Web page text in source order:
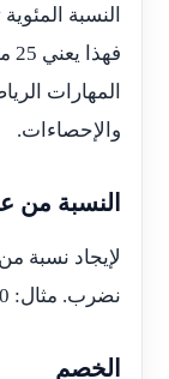
المهارات
والإحصاءات.
النسبة من
لإيجاد نسبة
نضرب. مثال: 20% من 150 = 0.20 × 150 = 30.
الخصم